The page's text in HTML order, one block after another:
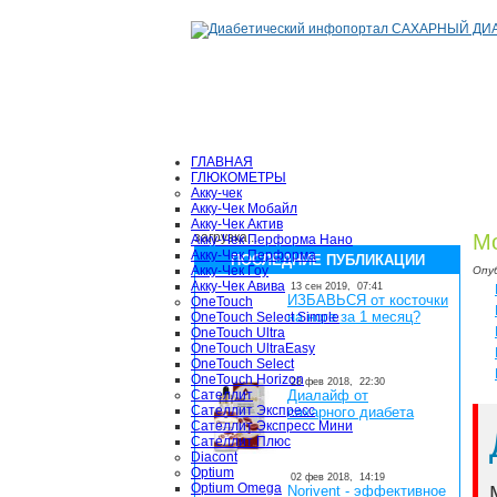
ГЛАВНАЯ
ГЛЮКОМЕТРЫ
Акку-чек
Акку-Чек Мобайл
Акку-Чек Актив
Акку-Чек Перформа Нано
Акку-Чек Перформа
Акку-Чек Гоу
Акку-Чек Авива
OneTouch
OneTouch Select Simple
OneTouch Ultra
OneTouch UltraEasy
OneTouch Select
OneTouch Horizon
Сателлит
Сателлит Экспресс
Сателлит Экспресс Мини
Сателлит Плюс
Diacont
Optium
Optium Omega
загрузка...
ПОСЛЕДНИЕ ПУБЛИКАЦИИ
13 сен 2019, 07:41
ИЗБАВЬСЯ от косточки
на ноге за 1 месяц?
28 фев 2018, 22:30
Диалайф от
сахарного диабета
02 фев 2018, 14:19
Norivent - эффективное